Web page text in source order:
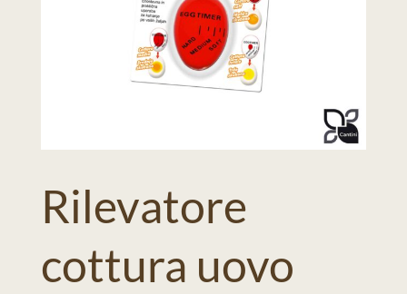
Rilevatore
cottura uovo